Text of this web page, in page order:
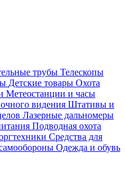
трубы Телескопы
Детские товары Охота
Метеостанции и часы
видения Штативы и
Лазерные дальномеры
Подводная охота
Средства для
Одежда и обувь